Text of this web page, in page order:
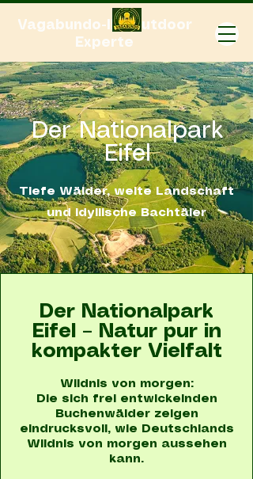
Vagabundo-Ihr Outdoor
Experte
Der Nationalpark
Eifel
Tiefe Wälder, weite Landschaft
und idyllische Bachtäler
Der Nationalpark
Eifel – Natur pur in
kompakter Vielfalt
Wildnis von morgen:
Die sich frei entwickelnden
Buchenwälder zeigen
eindrucksvoll, wie Deutschlands
Wildnis von morgen aussehen
kann.